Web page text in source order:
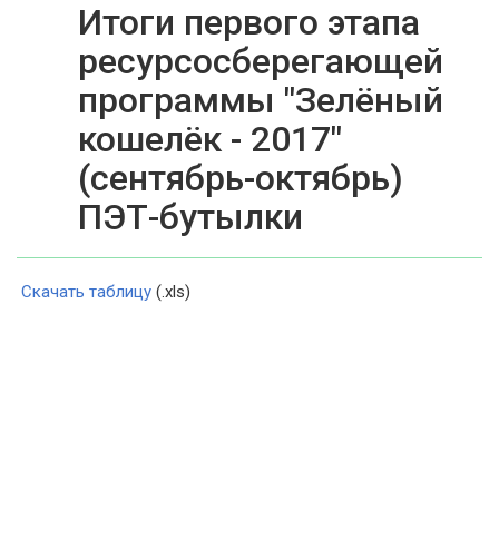
Итоги первого этапа
ресурсосберегающей
программы "Зелёный
кошелёк - 2017"
(сентябрь-октябрь)
ПЭТ-бутылки
Скачать таблицу (.xls)